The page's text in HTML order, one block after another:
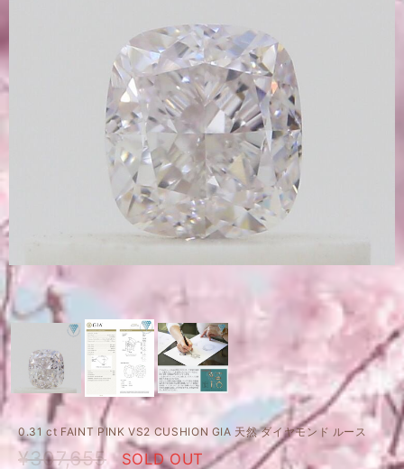
0.31 ct FAINT PINK VS2 CUSHION GIA 天然 ダイヤモンド ルース
¥307,655 SOLD OUT